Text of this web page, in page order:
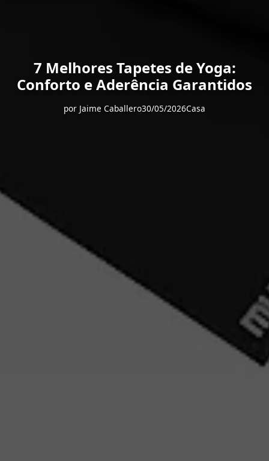
7 Melhores Tapetes de Yoga:
Conforto e Aderência Garantidos
por Jaime Caballero30/05/2026Casa